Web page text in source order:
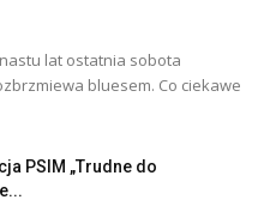
lat ostatnia sobota
bluesem. Co ciekawe
PSIM „Trudne do